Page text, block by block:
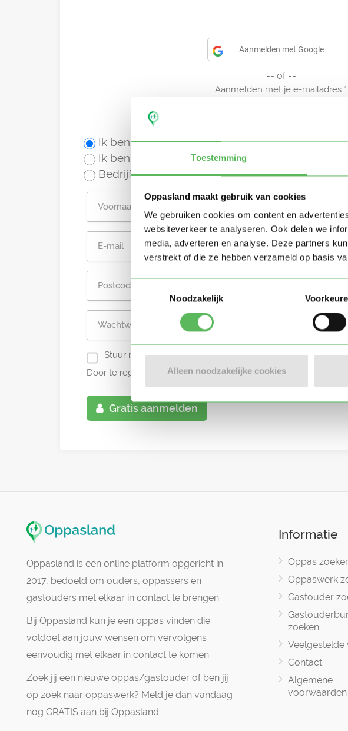
Toestemming
Oppasland maakt gebruik van cookies
We gebruiken cookies om content en
websiteverkeer te analyseren. Ook delen we
media, adverteren en analyse. Deze partners
verstrekt of die ze hebben verzameld op basis
Toestemmingsselectie
Noodzakelijk
Alleen noodzakelijke cookies
Aanmelden met Google
-- of --
Aanmelden met je e-mailadres
Ik ben een oppas
Ik ben een gastouder
Bedrijf of gastouderbureau
Stuur mij nieuwe profielen in mijn omgeving per e-mail
Door te registreren ga je akkoord met de Algemene
Gratis aanmelden
Oppasland is een online platform opgericht in
2017, bedoeld om ouders, oppassers en
gastouders met elkaar in contact te brengen.
Bij Oppasland kun je een oppas vinden die
voldoet aan jouw wensen om vervolgens
eenvoudig met elkaar in contact te komen.
Zoek jij een nieuwe oppas/gastouder of ben jij
op zoek naar oppaswerk? Meld je dan vandaag
nog GRATIS aan bij Oppasland.
Informatie
Oppas
Oppaswerk
Gastouder
zoeken
Veelgestelde
Contact
Algemene
voorwaarden